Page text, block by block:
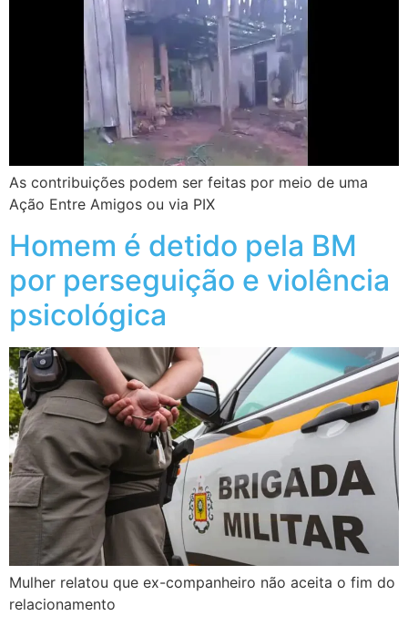
As contribuições podem ser feitas por meio de uma
Ação Entre Amigos ou via PIX
Homem é detido pela BM
por perseguição e violência
psicológica
Mulher relatou que ex-companheiro não aceita o fim do
relacionamento